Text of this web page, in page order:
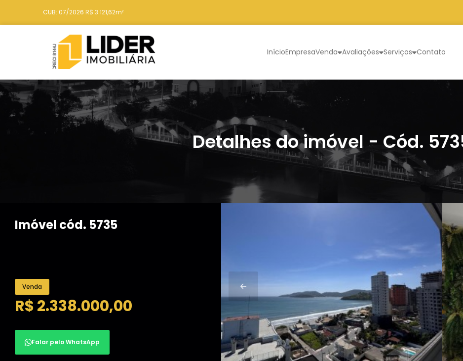
CUB: 07/2026 R$ 3.121,62m²
InícioEmpresaVenda Avaliações Serviços Contato
Detalhes do imóvel - Cód.
Imóvel cód. 5735
Venda
R$ 2.338.000,00
Falar pelo WhatsApp